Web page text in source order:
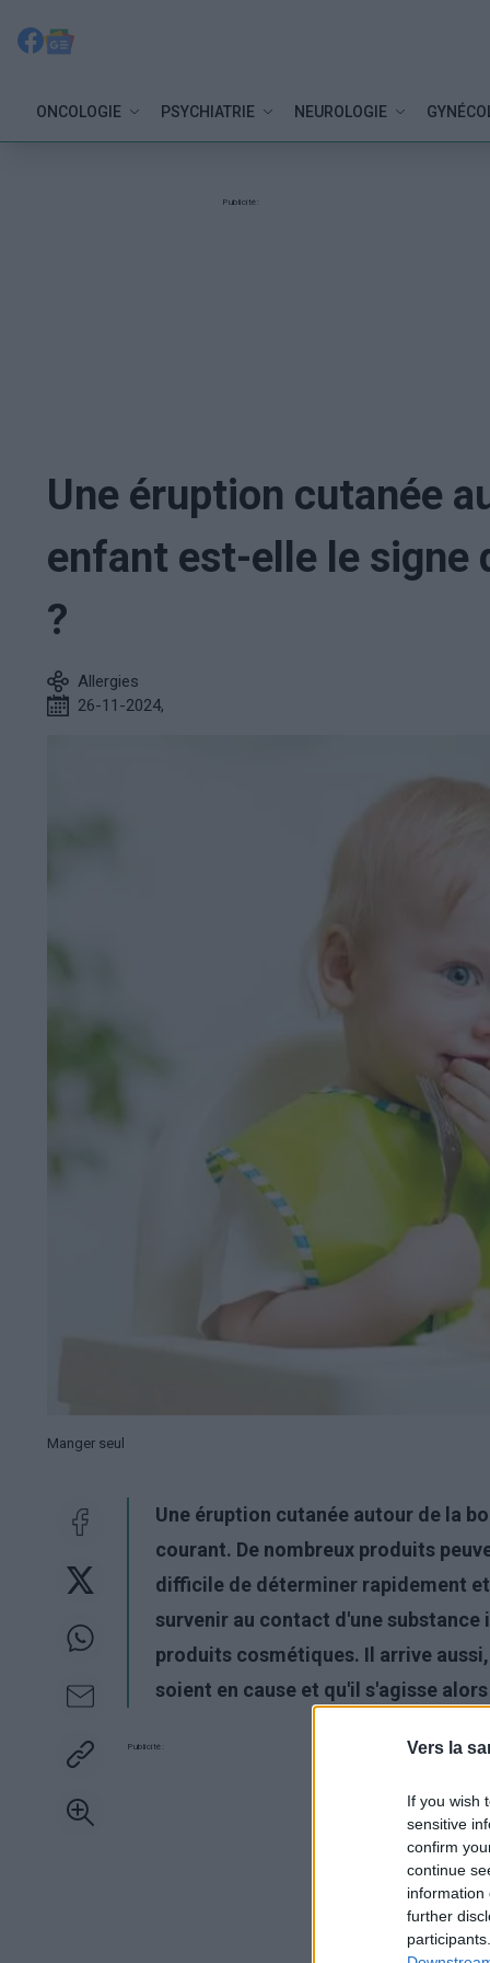
Vers la
If you wish
sensitive
confirm
continue
information
further
ONCOLOGIE PSYCHIATRIE NEUROLOGIE
Publicité:
Une éruption cutanée
enfant est-elle le signe
?
Allergies
26-11-2024,
Manger seul
Une éruption cutanée autour de la
courant. De nombreux produits
difficile de déterminer rapidement
survenir au contact d'une
produits cosmétiques. Il arrive
soient en cause et qu'il s'agisse
Publicité: